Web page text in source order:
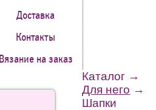
Доставка
Контакты
Вязание на заказ
Каталог →
Для него →
Шапки